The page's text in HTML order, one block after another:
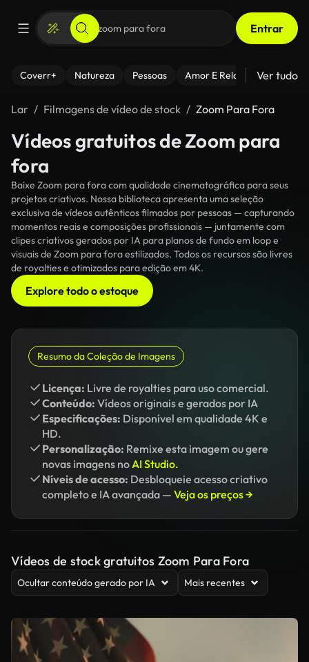
Entrar
Coverr+ Natureza Pessoas Amor E Relacionamentos
Ver tudo
Lar Filmagens de vídeo de stock Zoom Para Fora
Vídeos gratuitos de Zoom para
fora
Baixe Zoom para fora com qualidade cinematográfica para seus
projetos criativos. Nossa biblioteca apresenta uma seleção
exclusiva de vídeos autênticos filmados por pessoas — capturando
momentos reais e composições profissionais — juntamente com
clipes criativos gerados por IA para planos de fundo em loop e
visuais de Zoom para fora estilizados. Todos os recursos são livres
de royalties e otimizados para edição em 4K.
Explore todo o estoque
Resumo da Coleção de Imagens
Licença: Livre de royalties para uso comercial.
Conteúdo: Vídeos originais e gerados por IA
Especificações: Disponível em qualidade 4K e
HD.
Personalização: Remixe esta imagem ou gere
novas imagens noAI Studio.
Níveis de acesso: Desbloqueie acesso criativo
completo e IA avançada — Veja os preços →
Vídeos de stock gratuitos Zoom Para Fora
Ocultar conteúdo gerado por IA Mais recentes